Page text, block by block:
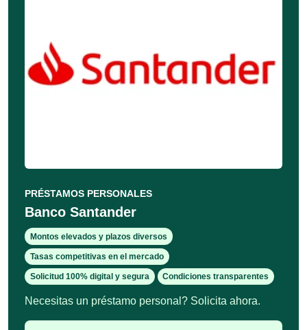
PRÉSTAMOS PERSONALES
Banco Santander
Montos elevados y plazos diversos
Tasas competitivas en el mercado
Solicitud 100% digital y segura Condiciones transparentes
Necesitas un préstamo personal? Solicita ahora.